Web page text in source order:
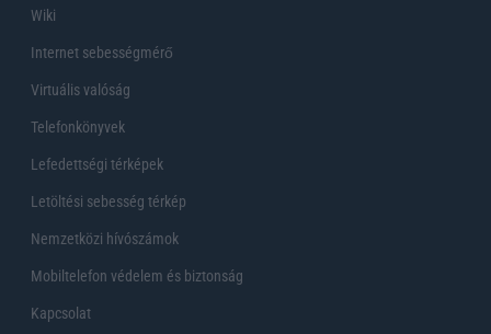
Wiki
Internet sebességmérő
Virtuális valóság
Telefonkönyvek
Lefedettségi térképek
Letöltési sebesség térkép
Nemzetközi hívószámok
Mobiltelefon védelem és biztonság
Kapcsolat